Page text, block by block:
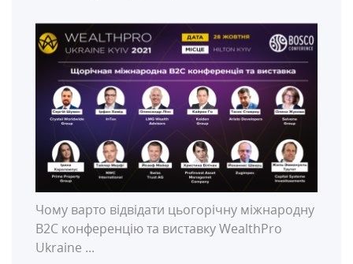
Чому варто відвідати цьогорічну міжнародну
В2С конференцію та виставку WealthPro
Ukraine ...